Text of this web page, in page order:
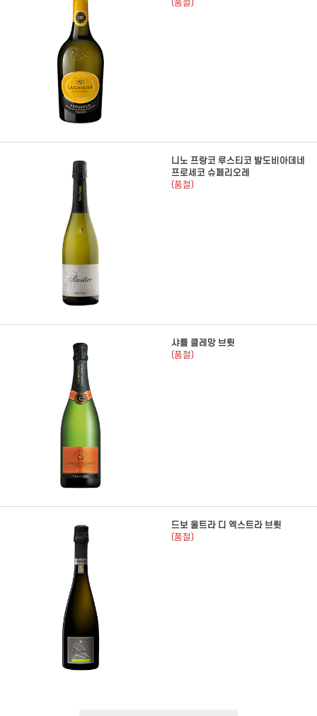
(품절)
니노 프랑코 루스티코 발도비아데네
프로세코 슈페리오레
(품절)
샤를 클레망 브륏
(품절)
드보 울트라 디 엑스트라 브륏
(품절)